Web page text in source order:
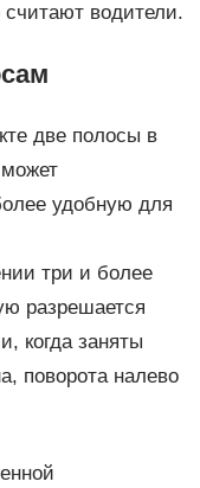
водители.
две полосы в
удобную для
три и более
разрешается
когда заняты
поворота налево